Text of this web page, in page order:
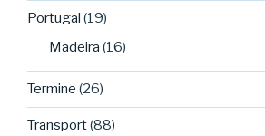
Portugal (19)
Madeira (16)
Termine (26)
Transport(88)